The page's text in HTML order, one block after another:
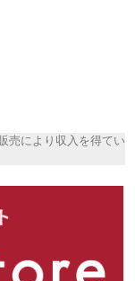
売により収入を得てい